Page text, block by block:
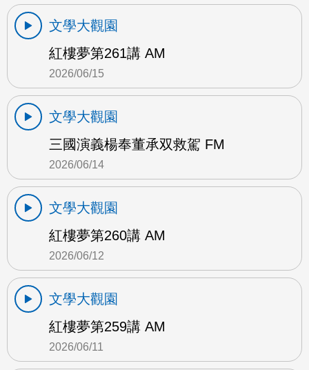
文學大觀園
紅樓夢第261講 AM
2026/06/15
文學大觀園
三國演義楊奉董承双救駕 FM
2026/06/14
文學大觀園
紅樓夢第260講 AM
2026/06/12
文學大觀園
紅樓夢第259講 AM
2026/06/11